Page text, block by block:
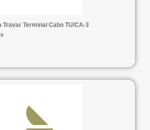
Travar Terminal Cabo TU/CA-3